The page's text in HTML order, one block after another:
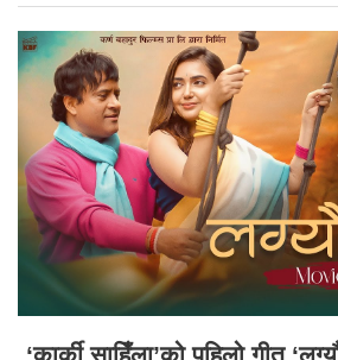
‘कार्की साहिँला’को पहिलो गीत